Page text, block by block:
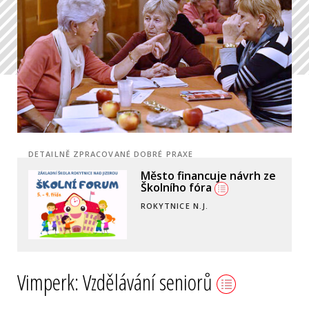
DETAILNĚ ZPRACOVANÉ DOBRÉ PRAXE
Město financuje návrh ze
Školního fóra
ROKYTNICE N.J.
Vimperk: Vzdělávání seniorů